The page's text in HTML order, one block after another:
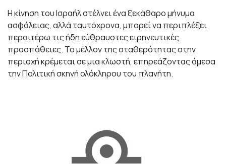
Η κίνηση του Ισραήλ στέλνει ένα ξεκάθαρο μήνυμα
ασφάλειας, αλλά ταυτόχρονα, μπορεί να περιπλέξει
περαιτέρω τις ήδη εύθραυστες ειρηνευτικές
προσπάθειες. Το μέλλον της σταθερότητας στην
περιοχή κρέμεται σε μια κλωστή, επηρεάζοντας άμεσα
την Πολιτική σκηνή ολόκληρου του πλανήτη.